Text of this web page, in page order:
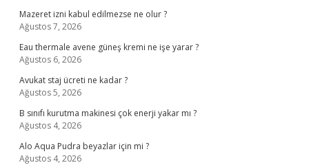
Mazeret izni kabul edilmezse ne olur ?
Ağustos 7, 2026
Eau thermale avene güneş kremi ne işe yarar ?
Ağustos 6, 2026
Avukat staj ücreti ne kadar ?
Ağustos 5, 2026
B sınıfı kurutma makinesi çok enerji yakar mı ?
Ağustos 4, 2026
Alo Aqua Pudra beyazlar için mi ?
Ağustos 4, 2026